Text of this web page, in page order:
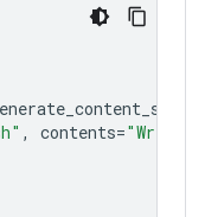
, contents="Write